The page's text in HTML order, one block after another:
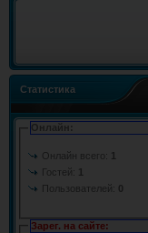
Статистика
Онлайн:
Онлайн всего: 1
Гостей: 1
Пользователей: 0
Зарег. на сайте: